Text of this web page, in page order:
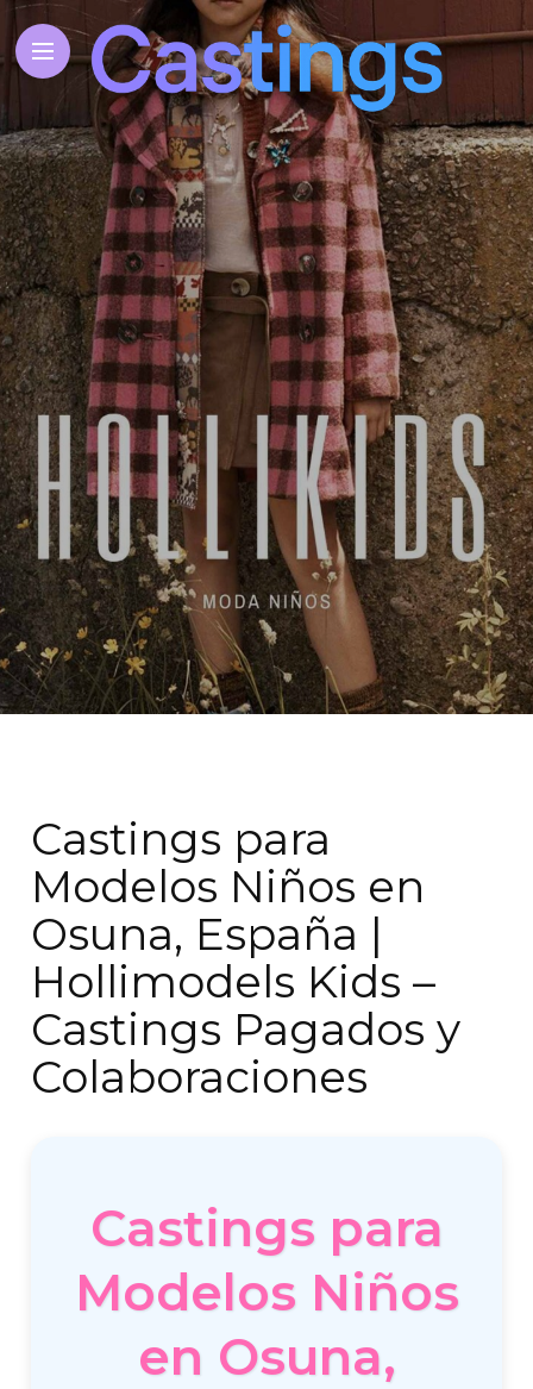
Castings para
Modelos Niños en
Osuna, España |
Hollimodels Kids –
Castings Pagados y
Colaboraciones
Castings para
Modelos Niños
en Osuna,